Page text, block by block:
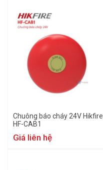
Chuông báo cháy 24V Hikfire
HF-CAB1
Giá liên hệ